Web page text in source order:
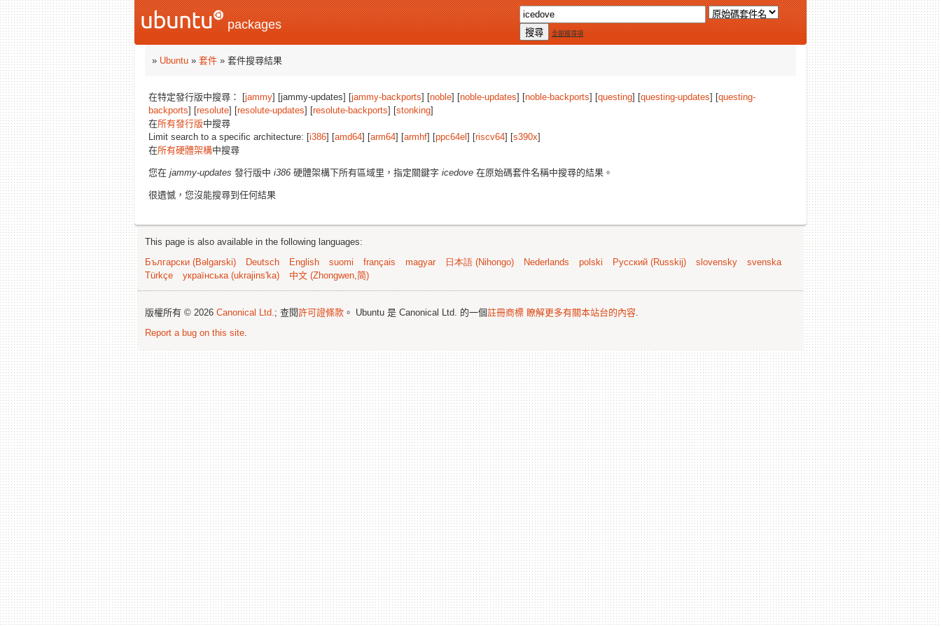
packages
全部搜尋項
» Ubuntu » 套件 » 套件搜尋結果
在特定發行版中搜尋： [jammy] [jammy-updates] [jammy-backports] [noble] [noble-updates] [noble-backports] [questing] [questing-updates] [questing-
backports] [resolute] [resolute-updates] [resolute-backports] [stonking]
在所有發行版中搜尋
Limit search to a specific architecture: [i386] [amd64] [arm64] [armhf] [ppc64el ] [riscv64] [s390x]
在所有硬體架構中搜尋
您在 jammy-updates 發行版中 i386 硬體架構下所有區域里，指定關鍵字 icedove 在原始碼套件名稱中搜尋的結果。
很遺憾，您沒能搜尋到任何結果
This page is also available in the following languages:
Български (Bəlgarski)
Deutsch English suomi français magyar 日本語 (Nihongo) Nederlands polski Русский (Russkij) slovensky
svenska
Türkçe
українська (ukrajins'ka) 中文 (Zhongwen,简)
版權所有 © 2026 Canonical Ltd.; 查閱許可證條款 。 Ubuntu 是 Canonical Ltd. 的一個註冊商標 瞭解更多有關本站台的內容.
Report a bug on this site.